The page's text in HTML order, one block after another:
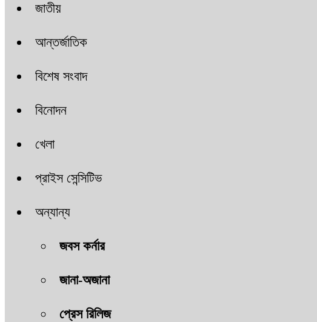
জাতীয়
আন্তর্জাতিক
বিশেষ সংবাদ
বিনোদন
খেলা
প্রাইস সেন্সিটিভ
অন্যান্য
জবস কর্নার
জানা-অজানা
প্রেস রিলিজ